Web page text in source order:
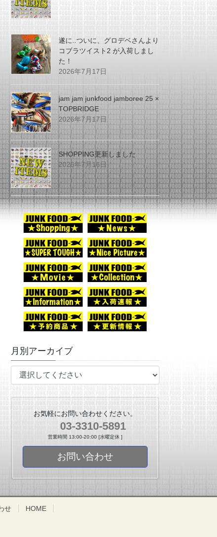
遂に..ついに、グロデベさんより
コブラツイスト2 が入荷しまし
た！
2026年7月17日
jam jam junkfood jamboree 25 ×
TOPBRIDGE
2026年7月17日
SHOPPING更新しました
2026年7月16日
月別アーカイブ
お気軽にお問い合わせください。
03-3310-5891
営業時間 13:00-20:00 [水曜定休 ]
お問い合わせ
せ HOME